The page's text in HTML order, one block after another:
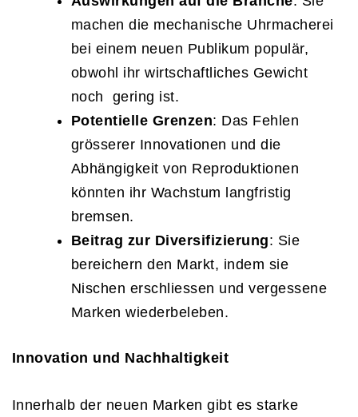
machen die mechanische Uhrmacherei
bei einem neuen Publikum populär,
obwohl ihr wirtschaftliches Gewicht
noch gering ist.
Potentielle Grenzen: Das Fehlen
grösserer Innovationen und die
Abhängigkeit von Reproduktionen
könnten ihr Wachstum langfristig
bremsen.
Beitrag zur Diversifizierung: Sie
bereichern den Markt, indem sie
Nischen erschliessen und vergessene
Marken wiederbeleben.
Innovation und Nachhaltigkeit
Innerhalb der neuen Marken gibt es starke